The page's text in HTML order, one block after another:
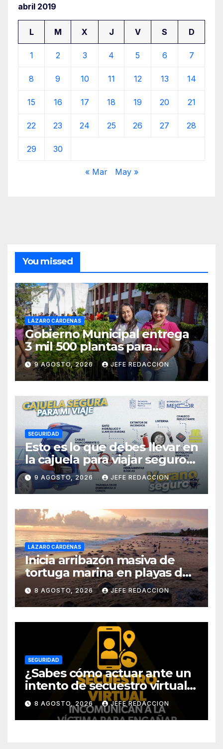
abril 2019
L M X J V S D
1 2 3 4 5 6 7
8 9 10 11 12 13 14
15 16 17 18 19 20 21
22 23 24 25 26 27 28
29 30
« Mar May »
You missed
LÁZARO CÁRDENAS
Gobierno Municipal entrega
3 mil 500 plantas para
sumarse a la Jornada
Nacional de Reforestación
9 AGOSTO, 2026 JEFE REDACCION
SEGURIDAD
Esto es lo que debes llevar en
la cajuela para viajar seguro
por carretera
9 AGOSTO, 2026 JEFE REDACCION
LÁZARO CÁRDENAS
Inicia arribazón masiva de
tortuga marina en playas de
Michoacán
8 AGOSTO, 2026 JEFE REDACCION
SEGURIDAD
¿Sabes cómo actuar ante un
intento de secuestro virtual?
La SSP te guía para evitarlo
8 AGOSTO, 2026 JEFE REDACCION